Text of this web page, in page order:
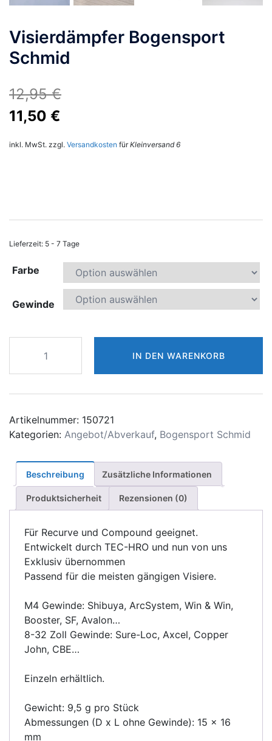
Visierdämpfer Bogensport
Schmid
12,95€
Ursprünglicher
11,50 €
ist:
inkl. MwSt. zzgl. Versandkosten fürKleinversand 6
Lieferzeit: 5 - 7 Tage
Farbe
Gewinde
Bogensport
Schmid
IN DEN WARENKORB
Artikelnummer: 150721
Kategorien: Angebot/Abverkauf, Bogensport Schmid
Beschreibung Zusätzliche Informationen
Produktsicherheit Rezensionen (0)
Für Recurve und Compound geeignet.
Entwickelt durch TEC-HRO und nun von uns
Exklusiv übernommen
Passend für die meisten gängigen Visiere.
M4 Gewinde: Shibuya, ArcSystem, Win & Win,
Booster, SF, Avalon…
8-32 Zoll Gewinde: Sure-Loc, Axcel, Copper
John, CBE…
Einzeln erhältlich.
Gewicht: 9,5 g pro Stück
Abmessungen (D x L ohne Gewinde): 15 x 16
mm